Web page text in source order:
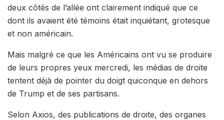
deux côtés de l’allée ont clairement indiqué que ce
dont ils avaient été témoins était inquiétant, grotesque
et non américain.
Mais malgré ce que les Américains ont vu se produire
de leurs propres yeux mercredi, les médias de droite
tentent déjà de pointer du doigt quiconque en dehors
de Trump et de ses partisans.
Selon Axios, des publications de droite, des organes